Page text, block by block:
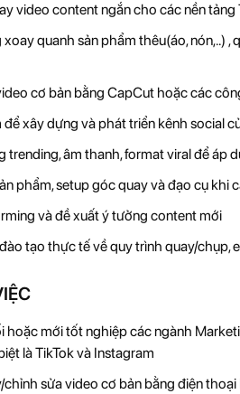
video content ngắn cho các nền
quanh sản phẩm thêu(áo, nón,..)
cơ bản bằng CapCut hoặc các
xây dựng và phát triển kênh social
trending, âm thanh, format viral để áp
phẩm, setup góc quay và đạo cụ khi
và đề xuất ý tưởng content mới
tạo thực tế về quy trình quay/chụp,
hoặc mới tốt nghiệp các ngành
là TikTok và Instagram
chỉnh sửa video cơ bản bằng điện